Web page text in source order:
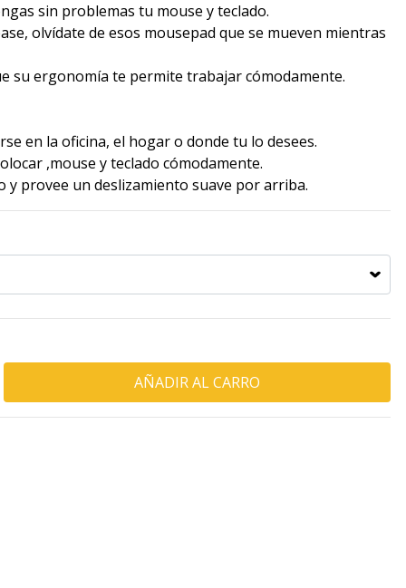
sin problemas tu mouse y teclado.
olvídate de esos mousepad que se mueven mientras
su ergonomía te permite trabajar cómodamente.
en la oficina, el hogar o donde tu lo desees.
,mouse y teclado cómodamente.
y provee un deslizamiento suave por arriba.